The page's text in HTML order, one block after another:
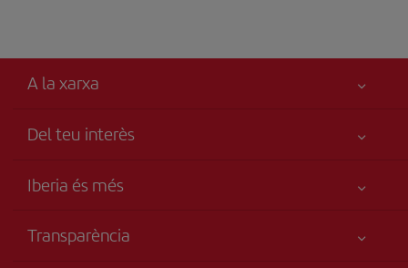
A la xarxa
Del teu interès
La teva seguretat és el més importat
Iberia és més
Grup Iberia
Transparència